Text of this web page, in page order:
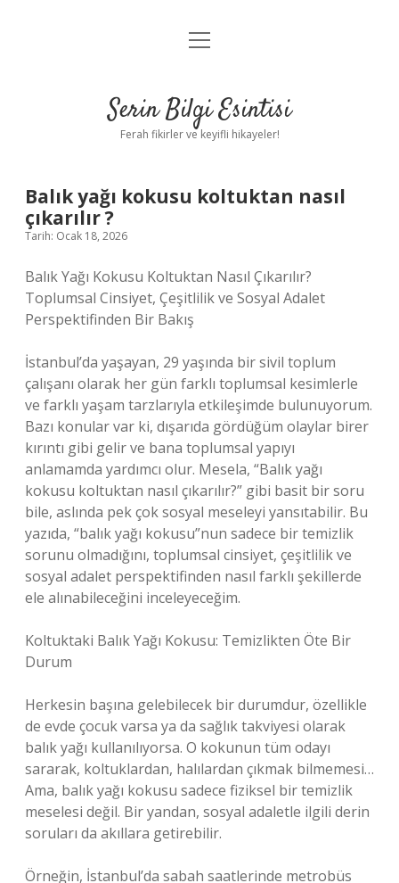
Anasayfa
Yasal Uyarı
menüyü
Serin Bilgi Esintisi
Ferah fikirler ve keyifli hikayeler!
Balık yağı kokusu koltuktan nasıl
çıkarılır ?
Tarih: Ocak 18, 2026
Balık Yağı Kokusu Koltuktan Nasıl Çıkarılır?
Toplumsal Cinsiyet, Çeşitlilik ve Sosyal Adalet
Perspektifinden Bir Bakış
İstanbul’da yaşayan, 29 yaşında bir sivil toplum
çalışanı olarak her gün farklı toplumsal kesimlerle
ve farklı yaşam tarzlarıyla etkileşimde bulunuyorum.
Bazı konular var ki, dışarıda gördüğüm olaylar birer
kırıntı gibi gelir ve bana toplumsal yapıyı
anlamamda yardımcı olur. Mesela, “Balık yağı
kokusu koltuktan nasıl çıkarılır?” gibi basit bir soru
bile, aslında pek çok sosyal meseleyi yansıtabilir. Bu
yazıda, “balık yağı kokusu”nun sadece bir temizlik
sorunu olmadığını, toplumsal cinsiyet, çeşitlilik ve
sosyal adalet perspektifinden nasıl farklı şekillerde
ele alınabileceğini inceleyeceğim.
Koltuktaki Balık Yağı Kokusu: Temizlikten Öte Bir
Durum
Herkesin başına gelebilecek bir durumdur, özellikle
de evde çocuk varsa ya da sağlık takviyesi olarak
balık yağı kullanılıyorsa. O kokunun tüm odayı
sararak, koltuklardan, halılardan çıkmak bilmemesi…
Ama, balık yağı kokusu sadece fiziksel bir temizlik
meselesi değil. Bir yandan, sosyal adaletle ilgili derin
soruları da akıllara getirebilir.
Örneğin, İstanbul’da sabah saatlerinde metrobüs